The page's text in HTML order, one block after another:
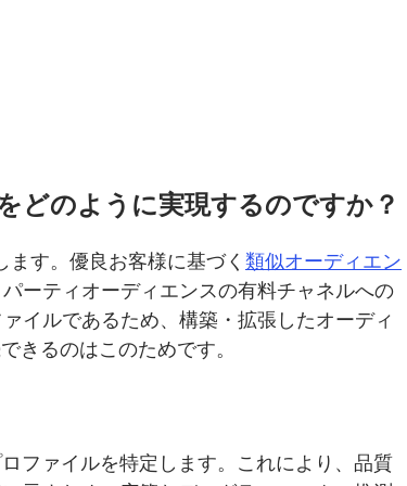
どのように実現するのですか？
す。優良お客様に基づく 類似オーディエン
ーティオーディエンスの有料チャネルへの
イルであるため、構築・拡張したオーディ
きるのはこのためです。
ファイルを特定します。これにより、品質